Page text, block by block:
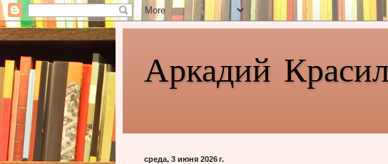
Аркадий
среда, 3 июня 2026 г.